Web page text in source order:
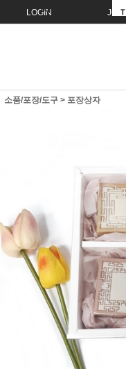
LOGIN JOIN
소품/포장/도구 > 포장상자